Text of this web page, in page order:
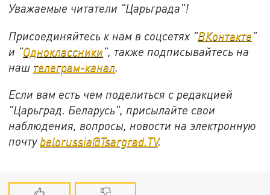
Уважаемые читатели "Царьграда"!
Присоединяйтесь к нам в соцсетях "ВКонтакте"
и "Одноклассники", также подписывайтесь на
наш телеграм-канал
Если вам есть чем поделиться с редакцией
"Царьград. Беларусь", присылайте свои
наблюдения, вопросы, новости на электронную
почту belorussia@Tsargrad.TV.